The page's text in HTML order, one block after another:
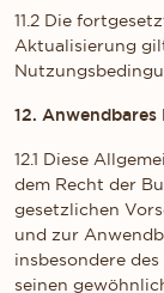
11.2 Die
Aktualisierung
12. Anwendbares
12.1 Diese
dem Recht der
gesetzlichen
und zur
insbesondere
seinen